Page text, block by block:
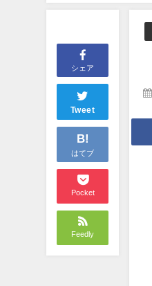
シェア
Tweet
B!
はてブ
Pocket
Feedly